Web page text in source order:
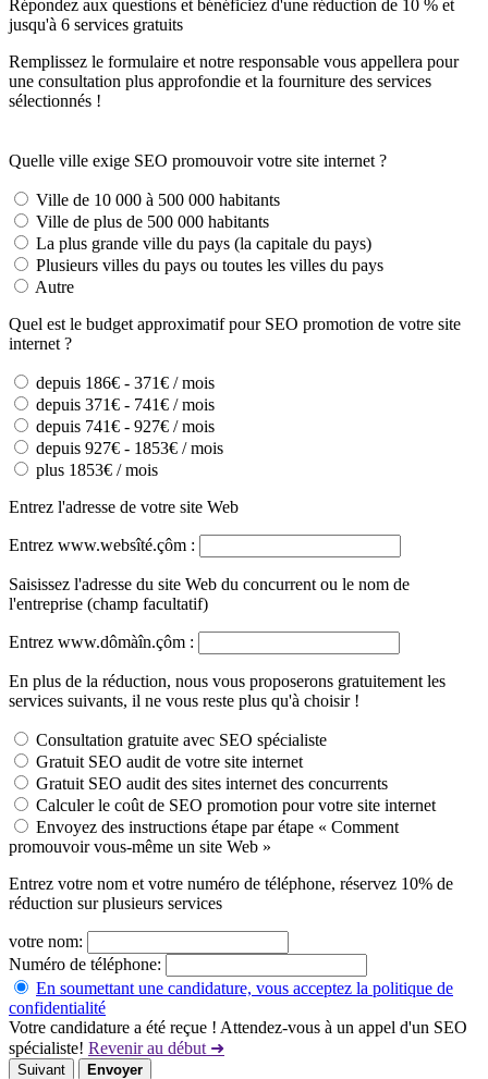
Répondez aux questions et bénéficiez d'une réduction de 10 % et
jusqu'à 6 services gratuits
Remplissez le formulaire et notre responsable vous appellera pour
une consultation plus approfondie et la fourniture des services
sélectionnés !
Quelle ville exige SEO promouvoir votre site internet ?
Ville de 10 000 à 500 000 habitants
Ville de plus de 500 000 habitants
La plus grande ville du pays (la capitale du pays)
Plusieurs villes du pays ou toutes les villes du pays
Autre
Quel est le budget approximatif pour SEO promotion de votre site
internet ?
depuis 186€ - 371€ / mois
depuis 371€ - 741€ / mois
depuis 741€ - 927€ / mois
depuis 927€ - 1853€ / mois
plus 1853€ / mois
Entrez l'adresse de votre site Web
Entrez www.websîté.çôm :
Saisissez l'adresse du site Web du concurrent ou le nom de
l'entreprise (champ facultatif)
Entrez www.dômàîn.çôm :
En plus de la réduction, nous vous proposerons gratuitement les
services suivants, il ne vous reste plus qu'à choisir !
Consultation gratuite avec SEO spécialiste
Gratuit SEO audit de votre site internet
Gratuit SEO audit des sites internet des concurrents
Calculer le coût de SEO promotion pour votre site internet
Envoyez des instructions étape par étape « Comment
promouvoir vous-même un site Web »
Entrez votre nom et votre numéro de téléphone, réservez 10% de
réduction sur plusieurs services
votre nom:
Numéro de téléphone:
En soumettant une candidature, vous acceptez la politique de
confidentialité
Votre candidature a été reçue ! Attendez-vous à un appel d'un SEO
spécialiste! Revenir au début ➜
Suivant Envoyer